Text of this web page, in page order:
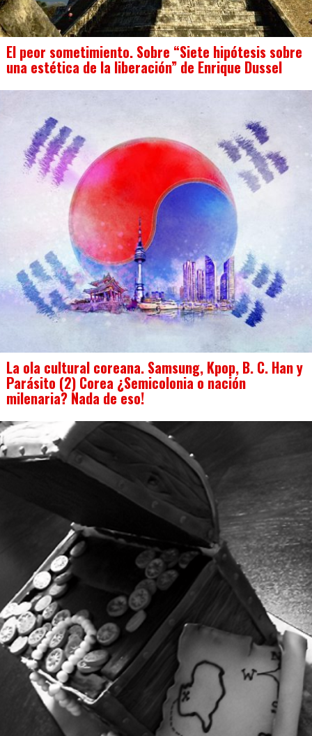
El peor sometimiento. Sobre “Siete hipótesis sobre
una estética de la liberación” de Enrique Dussel
La ola cultural coreana. Samsung, Kpop, B. C. Han y
Parásito (2) Corea ¿Semicolonia o nación
milenaria? Nada de eso!